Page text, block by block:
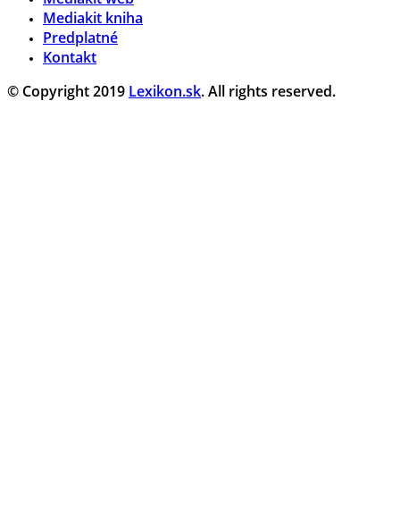
Mediakit kniha
Predplatné
Kontakt
© Copyright 2019 Lexikon.sk. All rights reserved.